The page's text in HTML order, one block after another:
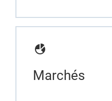
Marchés